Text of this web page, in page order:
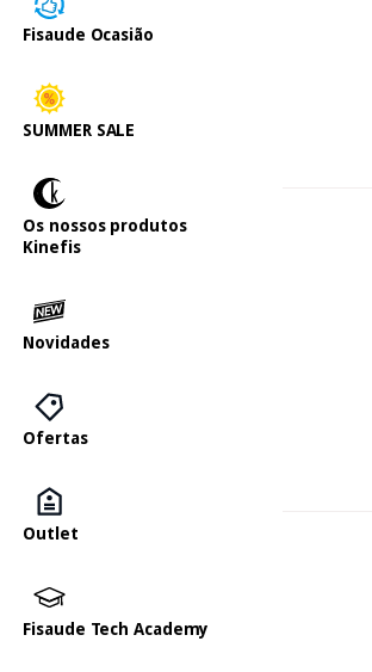
Fisaude Ocasião
SUMMER SALE
Os nossos produtos
Kinefis
Novidades
Ofertas
Outlet
Fisaude Tech Academy